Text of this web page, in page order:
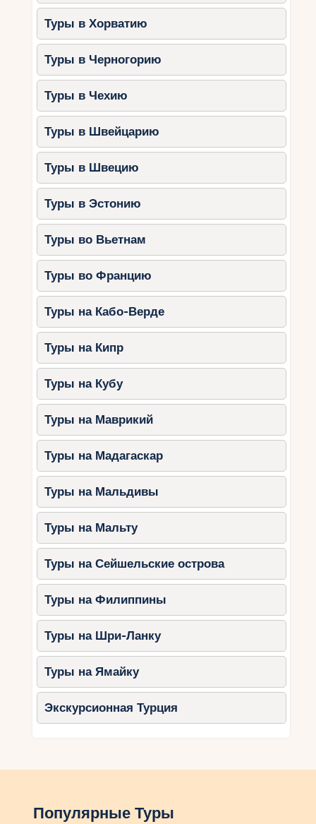
Туры в Хорватию
Туры в Черногорию
Туры в Чехию
Туры в Швейцарию
Туры в Швецию
Туры в Эстонию
Туры во Вьетнам
Туры во Францию
Туры на Кабо-Верде
Туры на Кипр
Туры на Кубу
Туры на Маврикий
Туры на Мадагаскар
Туры на Мальдивы
Туры на Мальту
Туры на Сейшельские острова
Туры на Филиппины
Туры на Шри-Ланку
Туры на Ямайку
Экскурсионная Турция
Популярные Туры